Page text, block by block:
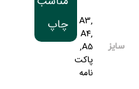
سایز
A3,
A4,
A5,
پاکت
نامه
چاپ